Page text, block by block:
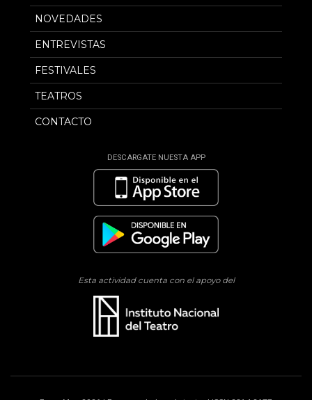
NOVEDADES
ENTREVISTAS
FESTIVALES
TEATROS
CONTACTO
DESCARGATE NUESTA APP
Esta actividad cuenta con el apoyo del